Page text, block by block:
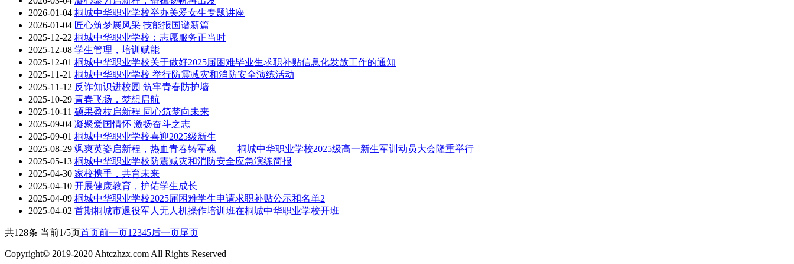
2026-01-04 桐城中华职业学校举办关爱女生专题讲座
2026-01-04 匠心筑梦展风采 技能报国谱新篇
2025-12-22 桐城中华职业学校：志愿服务正当时
2025-12-08 学生管理，培训赋能
2025-12-01 桐城中华职业学校关于做好2025届困难毕业生求职补贴信息化发放工作的通知
2025-11-21 桐城中华职业学校 举行防震减灾和消防安全演练活动
2025-11-12 反诈知识进校园 筑牢青春防护墙
2025-10-29 青春飞扬，梦想启航
2025-10-11 硕果盈枝启新程 同心筑梦向未来
2025-09-04 凝聚爱国情怀 激扬奋斗之志
2025-09-01 桐城中华职业学校喜迎2025级新生
2025-08-29 飒爽英姿启新程，热血青春铸军魂 ——桐城中华职业学校2025级高一新生军训动员大会隆重举行
2025-05-13 桐城中华职业学校防震减灾和消防安全应急演练简报
2025-04-30 家校携手，共育未来
2025-04-10 开展健康教育，护佑学生成长
2025-04-09 桐城中华职业学校2025届困难学生申请求职补贴公示和名单2
2025-04-02 首期桐城市退役军人无人机操作培训班在桐城中华职业学校开班
共128条 当前1/5页首页前一页1 2345后一页尾页
Copyright© 2019-2020 Ahtczhzx.com All Rights Reserved